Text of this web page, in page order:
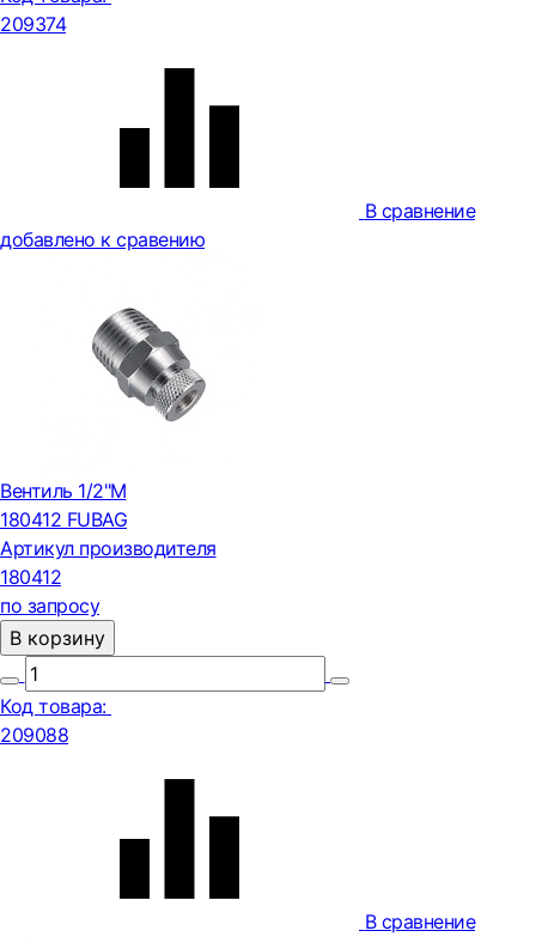
209374
В сравнение
добавлено к сравению
Вентиль 1/2"М
180412 FUBAG
Артикул производителя
180412
по запросу
В корзину
Код товара:
209088
В сравнение